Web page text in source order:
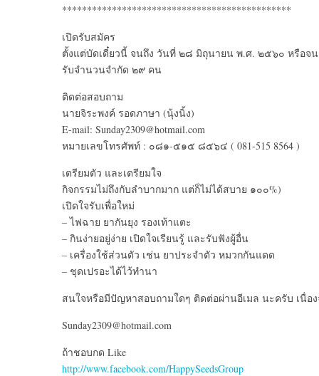
**********************************************
เปิดรับสมัคร
ตั้งแต่บัดเดี๋ยวนี้ จนถึง วันที่ ๒๘ มิถุนายน พ.ศ. ๒๕๖๐ หรือจน
รับจำนวนจำกัด ๒๙ คน
ติดต่อสอบถาม
นายจิระพงค์ รอดภาษา (นุ้งนิ้ง)
E-mail: Sunday2309@hotmail.com
หมายเลขโทรศัพท์ : ๐๘๑-๕๑๕ ๘๕๖๔ ( 081-515 8564 )
เตรียมตัว และเตรียมใจ
กิจกรรมไม่ถึงกับลำบากมาก แต่ก็ไม่ได้สบาย ๑๐๐%)
เปิดใจรับเพื่อใหม่
– ไฟฉาย ยากันยุง รองเท้าแตะ
– กินง่ายอยู่ง่าย เปิดใจเรียนรู้ และรับฟังผู้อื่น
– เครื่องใช้ส่วนตัว เช่น ยาประจำตัว หมวกกันแดด
– ชุดเปรอะได้ไว้ทำนา
สนใจหรือมีปัญหาสอบถามใดๆ ติดต่อผ่านอีเมล นะครับ เนื่อ
Sunday2309@hotmail.com
ถ้าชอบกด Like
http://www.facebook.com/HappySeedsGroup